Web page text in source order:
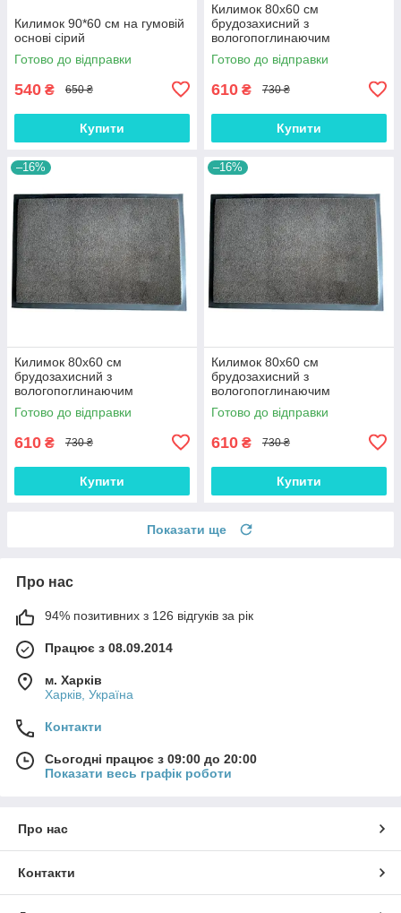
Килимок 90*60 см на гумовій
основі сірий
Готово до відправки
540 ₴ 650 ₴
Купити
Килимок 80х60 см
брудозахисний з
вологопоглинаючим
покриттям сірий В80с
Готово до відправки
610 ₴ 730 ₴
Купити
–16%
Килимок 80х60 см
брудозахисний з
вологопоглинаючим
покриттям коричневий В80к
Готово до відправки
610 ₴ 730 ₴
Купити
–16%
Килимок 80х60 см
брудозахисний з
вологопоглинаючим
покриттям коричневий В80к
Готово до відправки
610 ₴ 730 ₴
Купити
Показати ще
Про нас
94% позитивних з 126 відгуків за рік
Працює з 08.09.2014
м. Харків
Харків, Україна
Контакти
Сьогодні працює з 09:00 до 20:00
Показати весь графік роботи
Про нас
Контакти